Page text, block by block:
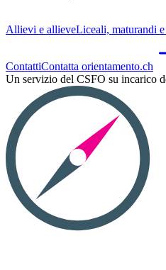
Allievi e allieveLiceali, maturandi
ContattiContatta orientamento.ch
Un servizio del CSFO su incarico